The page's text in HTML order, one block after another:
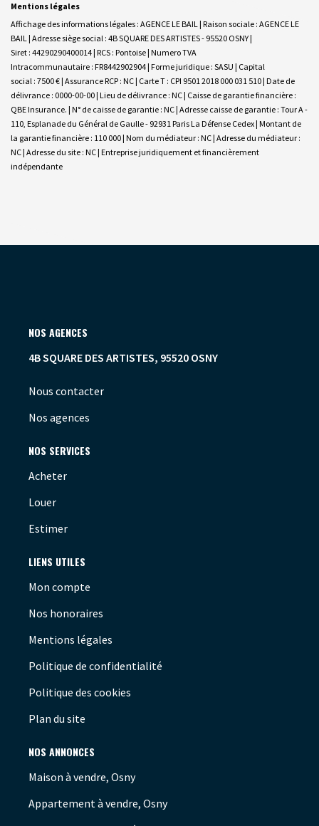
Mentions légales
Affichage des informations légales : AGENCE LE BAIL | Raison sociale : AGENCE LE
BAIL | Adresse siège social : 4B SQUARE DES ARTISTES - 95520 OSNY |
Siret : 44290290400014 | RCS : Pontoise | Numero TVA
Intracommunautaire : FR8442902904 | Forme juridique : SASU | Capital
social : 7500 € | Assurance RCP : NC | Carte T : CPI 9501 2018 000 031 510 | Date de
délivrance : 0000-00-00 | Lieu de délivrance : NC | Caisse de garantie financière :
QBE Insurance. | N° de caisse de garantie : NC | Adresse caisse de garantie : Tour A -
110, Esplanade du Général de Gaulle - 92931 Paris La Défense Cedex | Montant de
la garantie financière : 110 000 | Nom du médiateur : NC | Adresse du médiateur :
NC | Adresse du site : NC | Entreprise juridiquement et financièrement
indépendante
NOS AGENCES
4B SQUARE DES ARTISTES, 95520 OSNY
Nous contacter
Nos agences
NOS SERVICES
Acheter
Louer
Estimer
LIENS UTILES
Mon compte
Nos honoraires
Mentions légales
Politique de confidentialité
Politique des cookies
Plan du site
NOS ANNONCES
Maison à vendre, Osny
Appartement à vendre, Osny